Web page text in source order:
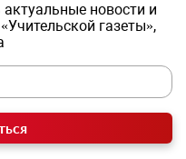
новости и
газеты»,